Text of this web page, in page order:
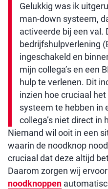
Gelukkig was ik
man-down systeem,
activeerde bij een val.
bedrijfshulpverlening
ingeschakeld en
mijn collega’s en een
hulp te verlenen. Dit
inzien hoe cruciaal
systeem te hebben in
collega’s niet direct in
Niemand wil ooit in een
waarin de noodknop
cruciaal dat deze altijd
Daarom zorgen wij
noodknoppen